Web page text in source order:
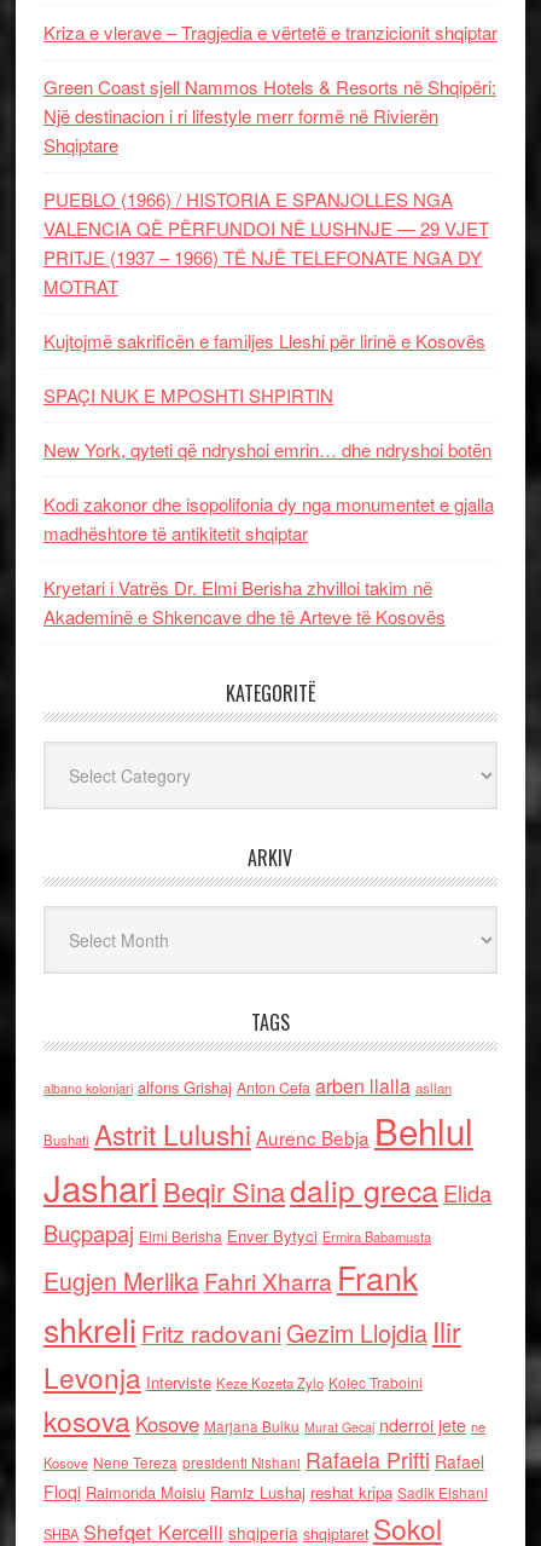
Kriza e vlerave – Tragjedia e vërtetë e tranzicionit shqiptar
Green Coast sjell Nammos Hotels & Resorts në Shqipëri:
Një destinacion i ri lifestyle merr formë në Rivierën
Shqiptare
PUEBLO (1966) / HISTORIA E SPANJOLLES NGA
VALENCIA QË PËRFUNDOI NË LUSHNJE — 29 VJET
PRITJE (1937 – 1966) TË NJË TELEFONATE NGA DY
MOTRAT
Kujtojmë sakrificën e familjes Lleshi për lirinë e Kosovës
SPAÇI NUK E MPOSHTI SHPIRTIN
New York, qyteti që ndryshoi emrin… dhe ndryshoi botën
Kodi zakonor dhe isopolifonia dy nga monumentet e gjalla
madhështore të antikitetit shqiptar
Kryetari i Vatrës Dr. Elmi Berisha zhvilloi takim në
Akademinë e Shkencave dhe të Arteve të Kosovës
KATEGORITË
ARKIV
TAGS
albano kolonjari alfons Grishaj Anton Cefa arben llalla asllan
Bushati Astrit Lulushi Aurenc Bebja Behlul
Jashari Beqir Sinadalip grecaElida
Buçpapaj Elmi Berisha Enver Bytyci Ermira Babamusta
Eugjen MerlikaFahri Xharra Frank
shkreli Fritz radovaniGezim Llojdia Ilir
Levonja Interviste Keze Kozeta Zylo Kolec Traboini
kosova Kosove Marjana Bulku Murat Gecaj nderroi jete ne
Kosove Nene Tereza presidenti Nishani Rafaela Prifti Rafael
Floqi Raimonda Moisiu Ramiz Lushaj reshat kripa Sadik Elshani
SHBA Shefqet Kercelli shqiperia shqiptaret Sokol